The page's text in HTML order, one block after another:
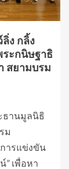
ง กลิ้ง
ระกนิษฐาธิ
สยามบรม
ธานมูลนิธิ
ม
ารแข่งขัน
” เพื่อหา